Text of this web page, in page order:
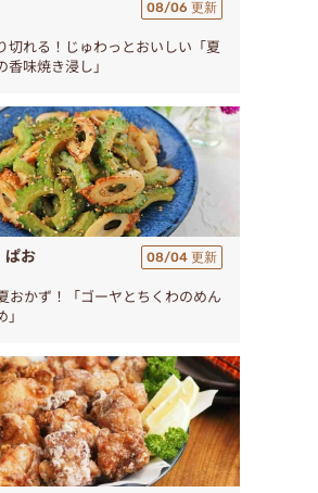
08/06 更新
切れる！じゅわっとおいしい「夏
味焼き浸し」
ぱお 08/04 更新
おかず！「ゴーヤとちくわのめん